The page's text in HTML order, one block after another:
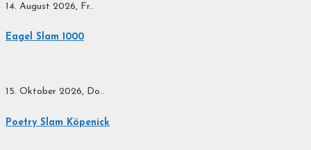
14. August 2026, Fr..
Eagel Slam 1000
15. Oktober 2026, Do..
Poetry Slam Köpenick